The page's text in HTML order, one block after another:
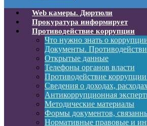
Web камеры. Дюртюли
Прокуратура информирует
Противодействие коррупции
Что нужно знать о
Документы.
Открытые данные
Телефоны органов власти
Противодействие
Сведения о доходах,
Антикоррупционная
Методические материалы
Формы документов,
Нормативные правовые и